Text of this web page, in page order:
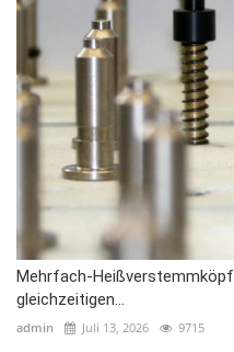
Mehrfach-
gleichzeitigen...
admin Juli 13, 2026 9715